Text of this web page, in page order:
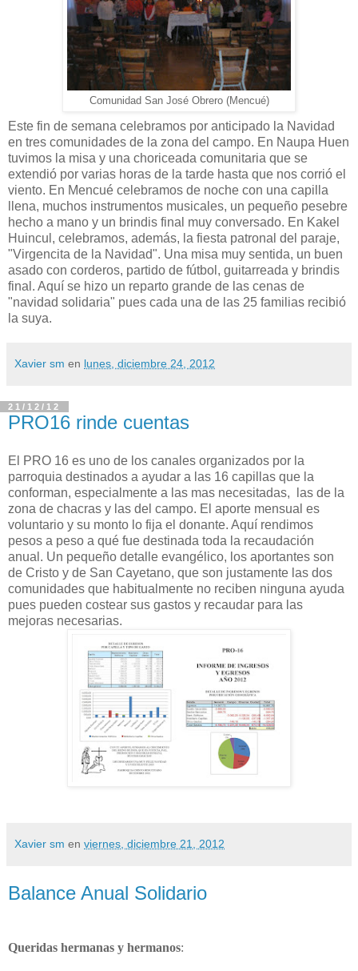
Comunidad San José Obrero (Mencué)
Este fin de semana celebramos por anticipado la Navidad
en tres comunidades de la zona del campo. En Naupa Huen
tuvimos la misa y una choriceada comunitaria que se
extendió por varias horas de la tarde hasta que nos corrió el
viento. En Mencué celebramos de noche con una capilla
llena, muchos instrumentos musicales, un pequeño pesebre
hecho a mano y un brindis final muy conversado. En Kakel
Huincul, celebramos, además, la fiesta patronal del paraje,
"Virgencita de la Navidad". Una misa muy sentida, un buen
asado con corderos, partido de fútbol, guitarreada y brindis
final. Aquí se hizo un reparto grande de las cenas de
"navidad solidaria" pues cada una de las 25 familias recibió
la suya.
Xavier sm en lunes, diciembre 24, 2012
21/12/12
PRO16 rinde cuentas
El PRO 16 es uno de los canales organizados por la
parroquia destinados a ayudar a las 16 capillas que la
conforman, especialmente a las mas necesitadas, las de la
zona de chacras y las del campo. El aporte mensual es
voluntario y su monto lo fija el donante. Aquí rendimos
pesos a peso a qué fue destinada toda la recaudación
anual. Un pequeño detalle evangélico, los aportantes son
de Cristo y de San Cayetano, que son justamente las dos
comunidades que habitualmente no reciben ninguna ayuda
pues pueden costear sus gastos y recaudar para las
mejoras necesarias.
Xavier sm en viernes, diciembre 21, 2012
Balance Anual Solidario
Queridas hermanas y hermanos: